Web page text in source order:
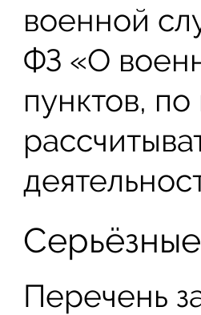
военной
ФЗ «О
пунктов,
Перечень